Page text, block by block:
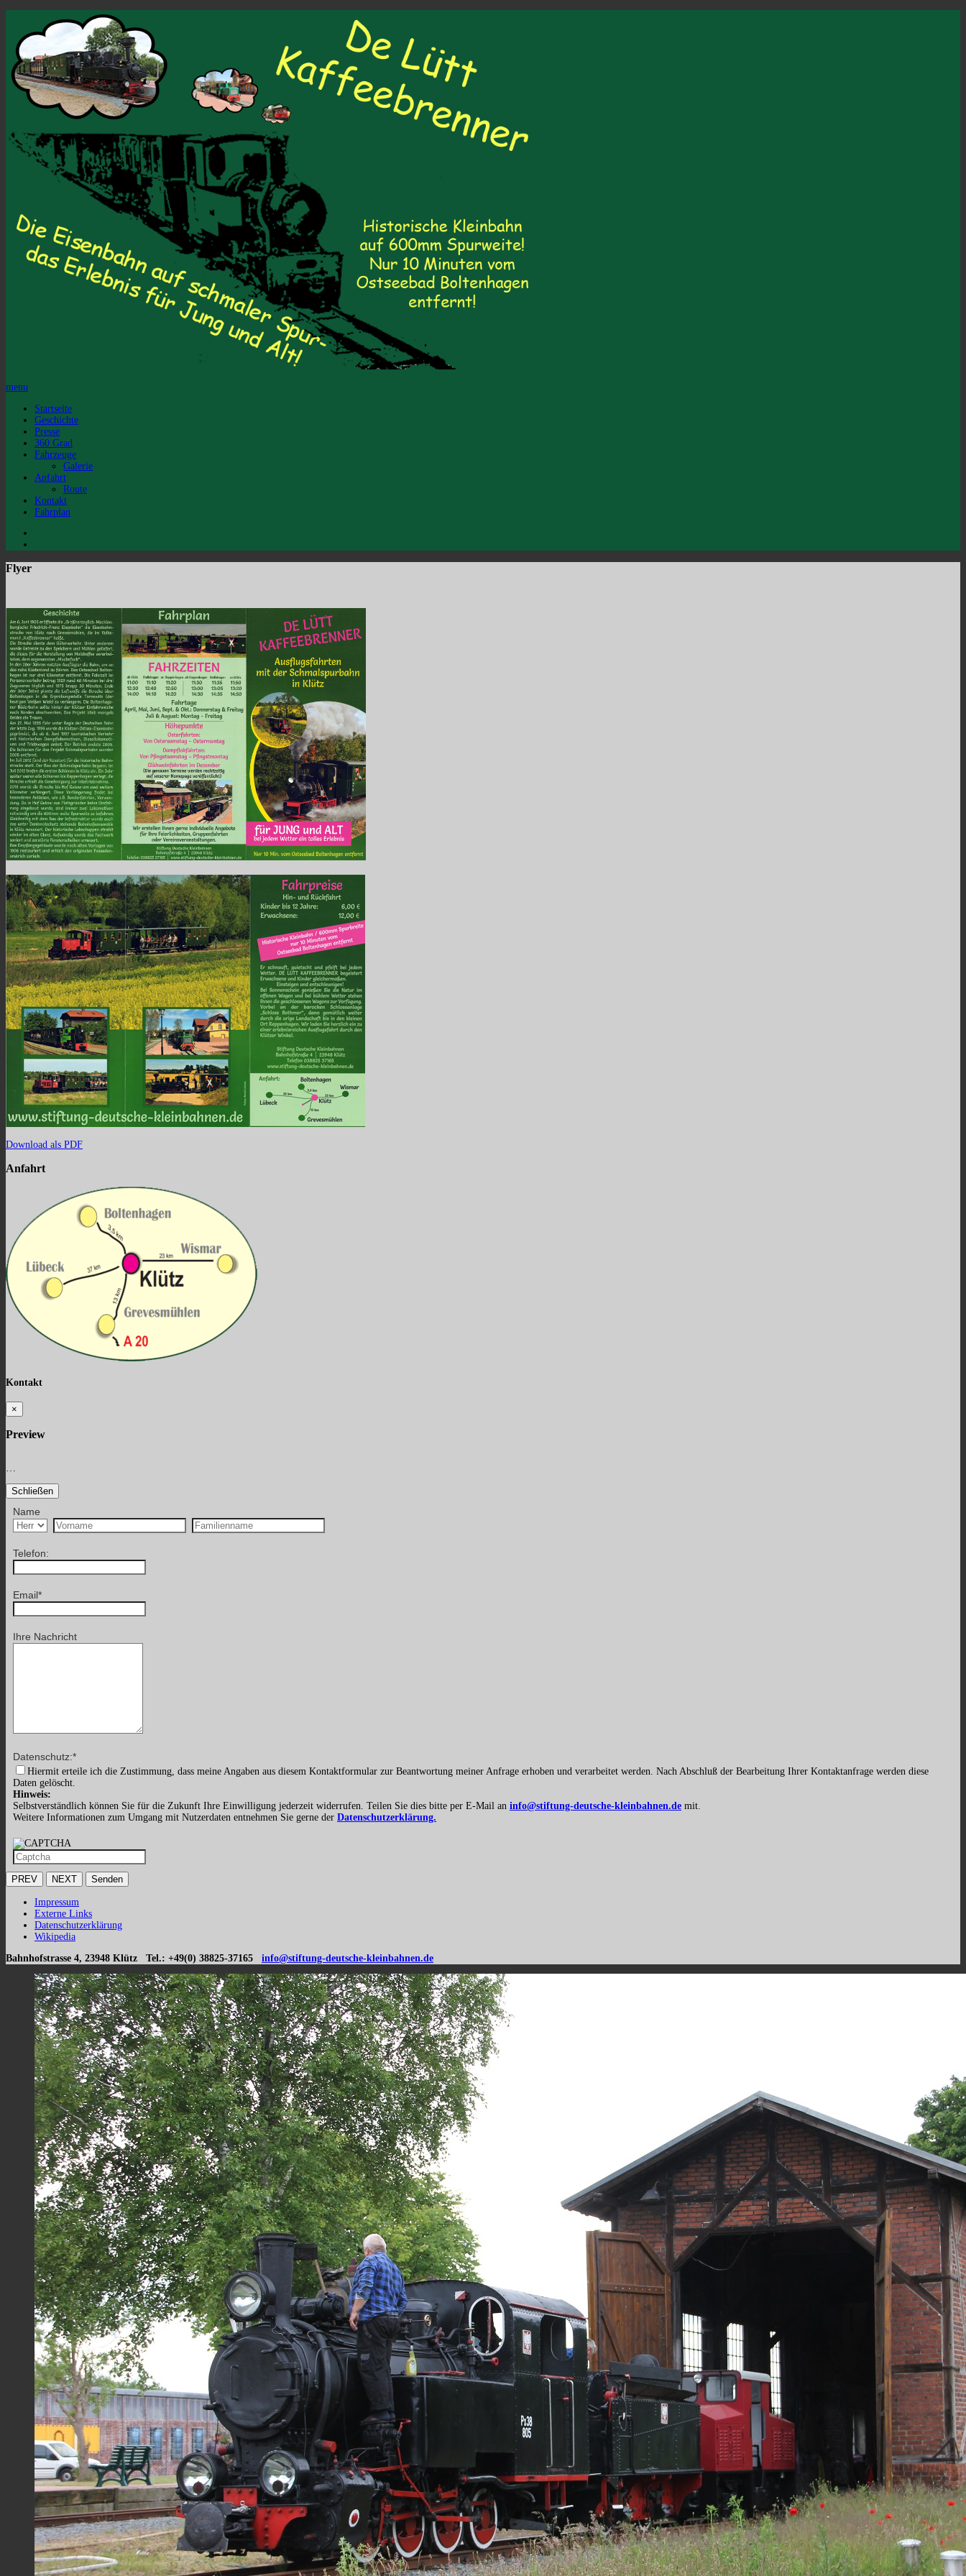
menu
Startseite
Geschichte
Presse
360 Grad
Fahrzeuge
Galerie
Anfahrt
Route
Kontakt
Fahrplan
Flyer
Download als PDF
Anfahrt
Kontakt
×
Preview
Schließen
Name
Telefon:
Email*
Ihre Nachricht
Datenschutz:*
Hiermit erteile ich die Zustimmung, dass meine Angaben aus diesem Kontaktformular zur Beantwortung meiner Anfrage erhoben und verarbeitet werden. Nach Abschluß der Bearbeitung Ihrer Kontaktanfrage werden diese
Daten gelöscht.
Hinweis:
Selbstverständlich können Sie für die Zukunft Ihre Einwilligung jederzeit widerrufen. Teilen Sie dies bitte per E-Mail an info@stiftung-deutsche-kleinbahnen.de mit.
Weitere Informationen zum Umgang mit Nutzerdaten entnehmen Sie gerne der Datenschutzerklärung.
PREV NEXT Senden
Impressum
Externe Links
Datenschutzerklärung
Wikipedia
Bahnhofstrasse 4, 23948 Klütz Tel.: +49(0) 38825-37165 info@stiftung-deutsche-kleinbahnen.de